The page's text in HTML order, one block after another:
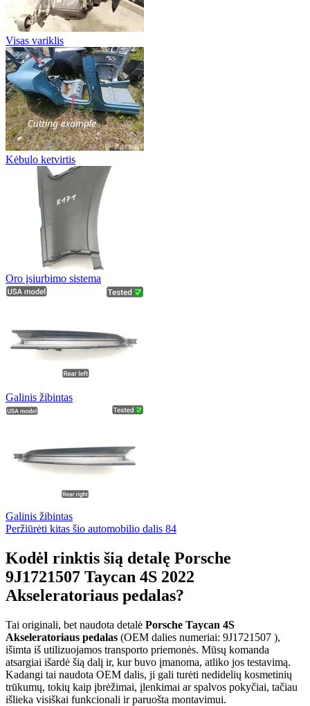
Visas variklis
Kėbulo ketvirtis
Oro įsiurbimo sistema
Galinis žibintas
Galinis žibintas
Peržiūrėti kitas šio automobilio dalis 84
Kodėl rinktis šią detalę Porsche
9J1721507 Taycan 4S 2022
Akseleratoriaus pedalas?
Tai originali, bet naudota detalė Porsche Taycan 4S
Akseleratoriaus pedalas (OEM dalies numeriai: 9J1721507 ),
išimta iš utilizuojamos transporto priemonės. Mūsų komanda
atsargiai išardė šią dalį ir, kur buvo įmanoma, atliko jos testavimą.
Kadangi tai naudota OEM dalis, ji gali turėti nedidelių kosmetinių
trūkumų, tokių kaip įbrėžimai, įlenkimai ar spalvos pokyčiai, tačiau
išlieka visiškai funkcionali ir paruošta montavimui.